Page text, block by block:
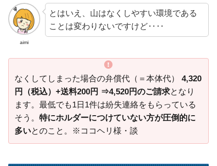
aimi
とはいえ、山はなくしやすい環境である
ことは変わりないですけど‥‥
なくしてしまった場合の弁償代（＝本体代）
4,320
円（税込）+送料200円 ⇒4,520円のご請求となり
ます。最低でも1日1件は紛失連絡をもらっている
そう。 特にホルダーにつけていない方が圧倒的に
多いとのこと。※ココヘリ様・談